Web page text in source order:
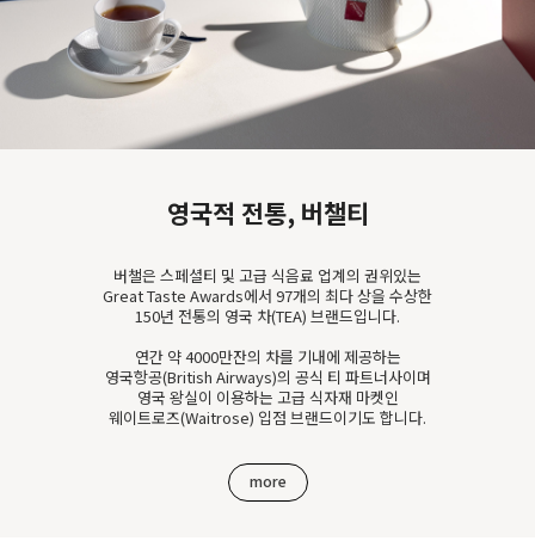
영국적 전통, 버챌티
버챌은 스페셜티 및 고급 식음료 업계의 권위있는
Great Taste Awards에서 97개의 최다 상을 수상한
150년 전통의 영국 차(TEA) 브랜드입니다.
연간 약 4000만잔의 차를 기내에 제공하는
영국항공(British Airways)의 공식 티 파트너사이며
영국 왕실이 이용하는 고급 식자재 마켓인
웨이트로즈(Waitrose) 입점 브랜드이기도 합니다.
more